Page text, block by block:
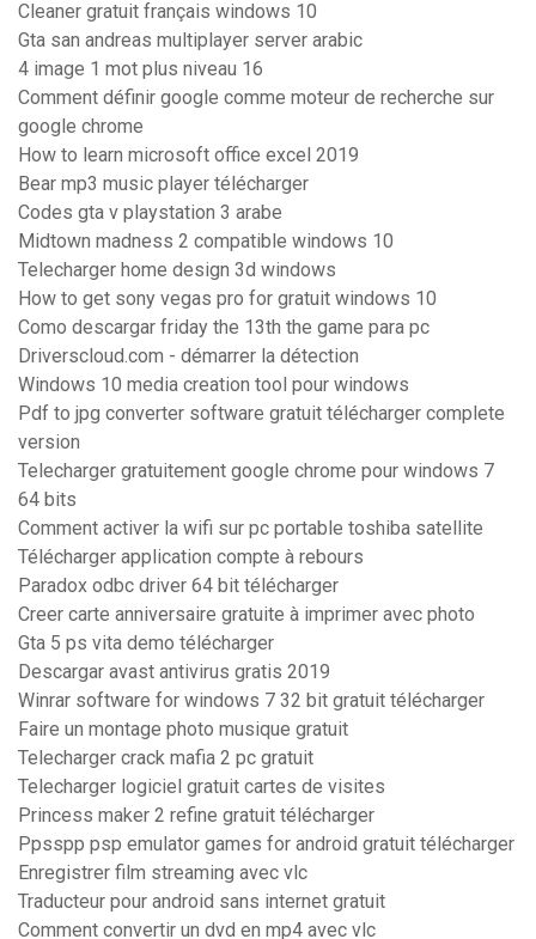
Cleaner gratuit français windows 10
Gta san andreas multiplayer server arabic
4 image 1 mot plus niveau 16
Comment définir google comme moteur de recherche sur
google chrome
How to learn microsoft office excel 2019
Bear mp3 music player télécharger
Codes gta v playstation 3 arabe
Midtown madness 2 compatible windows 10
Telecharger home design 3d windows
How to get sony vegas pro for gratuit windows 10
Como descargar friday the 13th the game para pc
Driverscloud.com - démarrer la détection
Windows 10 media creation tool pour windows
Pdf to jpg converter software gratuit télécharger complete
version
Telecharger gratuitement google chrome pour windows 7
64 bits
Comment activer la wifi sur pc portable toshiba satellite
Télécharger application compte à rebours
Paradox odbc driver 64 bit télécharger
Creer carte anniversaire gratuite à imprimer avec photo
Gta 5 ps vita demo télécharger
Descargar avast antivirus gratis 2019
Winrar software for windows 7 32 bit gratuit télécharger
Faire un montage photo musique gratuit
Telecharger crack mafia 2 pc gratuit
Telecharger logiciel gratuit cartes de visites
Princess maker 2 refine gratuit télécharger
Ppsspp psp emulator games for android gratuit télécharger
Enregistrer film streaming avec vlc
Traducteur pour android sans internet gratuit
Comment convertir un dvd en mp4 avec vlc